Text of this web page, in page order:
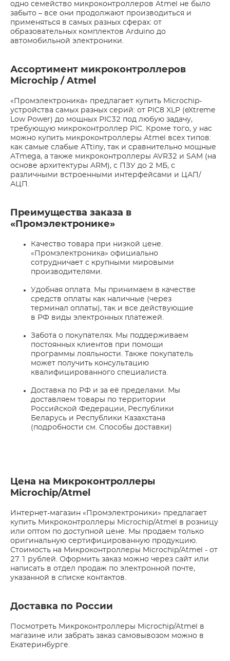
одно семейство микроконтроллеров Atmel не было
забыто – все они продолжают производиться и
применяться в самых разных сферах: от
образовательных комплектов Arduino до
автомобильной электроники.
Ассортимент микроконтроллеров
Microchip / Atmel
«Промэлектроника» предлагает купить Microchip-
устройства самых разных серий: от PIC8 XLP (eXtreme
Low Power) до мощных PIC32 под любую задачу,
требующую микроконтроллер PIC. Кроме того, у нас
можно купить микроконтроллеры Atmel всех типов:
как самые слабые ATtiny, так и сравнительно мощные
ATmega, а также микроконтроллеры AVR32 и SAM (на
основе архитектуры ARM), с ПЗУ до 2 МБ, с
различными встроенными интерфейсами и ЦАП/
АЦП.
Преимущества заказа в
«Промэлектронике»
Качество товара при низкой цене.
«Промэлектроника» официально
сотрудничает с крупными мировыми
производителями.
Удобная оплата. Мы принимаем в качестве
средств оплаты как наличные (через
терминал оплаты), так и все действующие
в РФ виды электронных платежей.
Забота о покупателях. Мы поддерживаем
постоянных клиентов при помощи
программы лояльности. Также покупатель
может получить консультацию
квалифицированного специалиста.
Доставка по РФ и за её пределами. Мы
доставляем товары по территории
Российской Федерации, Республики
Беларусь и Республики Казахстана
(подробности см. Способы доставки)
Цена на Микроконтроллеры
Microchip/Atmel
Интернет-магазин «Промэлектроники» предлагает
купить Микроконтроллеры Microchip/Atmel в розницу
или оптом по доступной цене. Мы продаем только
оригинальную сертифицированную продукцию.
Стоимость на Микроконтроллеры Microchip/Atmel - от
27.1 рублей. Оформить заказ можно через сайт или
написать в отдел продаж по электронной почте,
указанной в списке контактов.
Доставка по России
Посмотреть Микроконтроллеры Microchip/Atmel в
магазине или забрать заказ самовывозом можно в
Екатеринбурге.